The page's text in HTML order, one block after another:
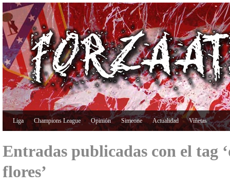
Liga Champions League Opinión Simeone Actualidad Viñetas
Entradas publicadas con el tag
flores’